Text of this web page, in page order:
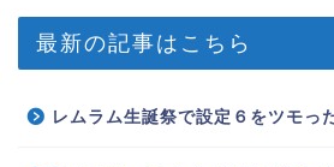
最新の記事はこちら
レムラム生誕祭で設定６をツモっ